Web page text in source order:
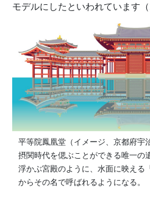
モデルにしたといわれています（
平等院鳳凰堂（イメージ、京都府宇
摂関時代を偲ぶことができる唯一の
浮かぶ宮殿のように、水面に映える
からその名で呼ばれるようになる。